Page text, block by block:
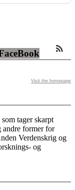
Visit the homepage
tager skarpt
andre former for
Verdenskrig og
og